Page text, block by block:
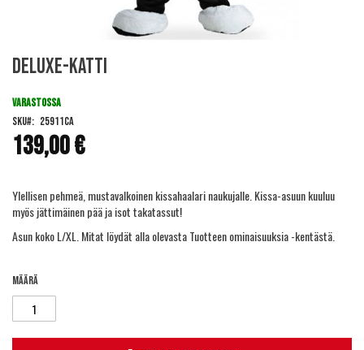
to
beginning
the
images
Deluxe-Katti
139,00 €
VARASTOSSA
SKU
25911CA
Ylellisen pehmeä, mustavalkoinen kissahaalari naukujalle. Kissa-asuun kuuluu
myös jättimäinen pää ja isot takatassut!
Asun koko L/XL. Mitat löydät alla olevasta Tuotteen ominaisuuksia -kentästä.
Määrä